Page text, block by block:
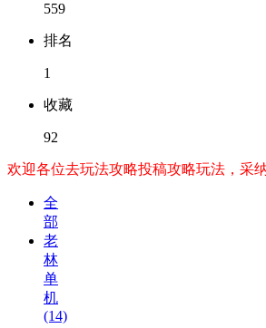
559
排名
1
收藏
92
欢迎各位去玩法攻略投稿攻略玩法，采
全
部
老
林
单
机
(14)